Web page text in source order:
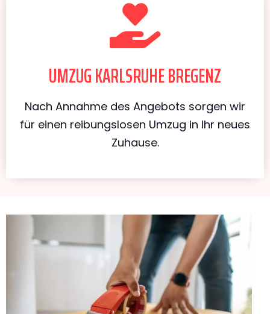
UMZUG KARLSRUHE BREGENZ
Nach Annahme des Angebots sorgen wir
für einen reibungslosen Umzug in Ihr neues
Zuhause.